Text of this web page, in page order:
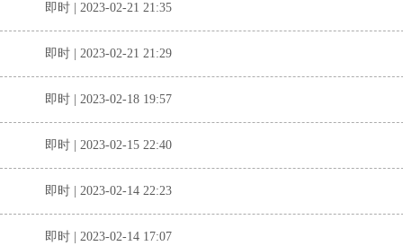
即时 | 2023-02-21 21:35
即时 | 2023-02-21 21:29
即时 | 2023-02-18 19:57
即时 | 2023-02-15 22:40
即时 | 2023-02-14 22:23
即时 | 2023-02-14 17:07